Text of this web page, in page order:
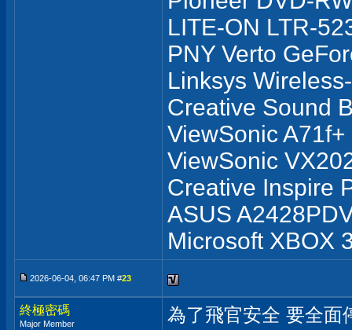
LITE-ON LTR-
PNY Verto
Linksys
Creative Sound
ViewSonic A71f+
ViewSonic
Creative Inspire
ASUS
Microsoft XBOX
2026-06-04, 06:47 PM #23
終極密碼
Major Member 為了飛官安全 要全面